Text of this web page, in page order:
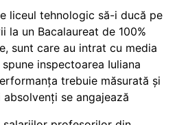
liceul tehnologic să-i ducă pe
la un Bacalaureat de 100%
sunt care au intrat cu media
inspectoarea Iuliana
trebuie măsurată și
se angajează